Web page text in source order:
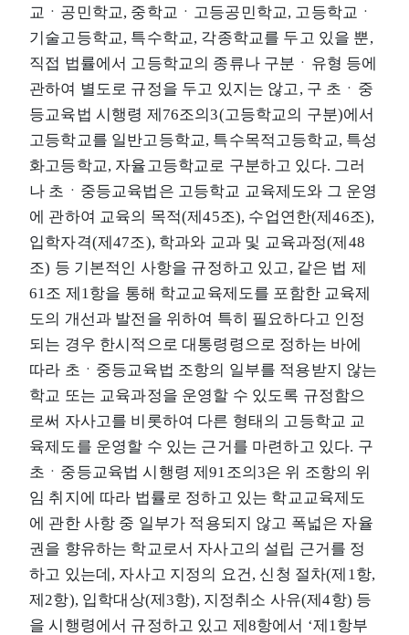
교ㆍ공민학교, 중학교ㆍ고등공민학교, 고등학교ㆍ
기술고등학교, 특수학교, 각종학교를 두고 있을 뿐,
직접 법률에서 고등학교의 종류나 구분ㆍ유형 등에
관하여 별도로 규정을 두고 있지는 않고, 구 초ㆍ중
등교육법 시행령 제76조의3(고등학교의 구분)에서
고등학교를 일반고등학교, 특수목적고등학교, 특성
화고등학교, 자율고등학교로 구분하고 있다. 그러
나 초ㆍ중등교육법은 고등학교 교육제도와 그 운영
에 관하여 교육의 목적(제45조), 수업연한(제46조),
입학자격(제47조), 학과와 교과 및 교육과정(제48
조) 등 기본적인 사항을 규정하고 있고, 같은 법 제
61조 제1항을 통해 학교교육제도를 포함한 교육제
도의 개선과 발전을 위하여 특히 필요하다고 인정
되는 경우 한시적으로 대통령령으로 정하는 바에
따라 초ㆍ중등교육법 조항의 일부를 적용받지 않는
학교 또는 교육과정을 운영할 수 있도록 규정함으
로써 자사고를 비롯하여 다른 형태의 고등학교 교
육제도를 운영할 수 있는 근거를 마련하고 있다. 구
초ㆍ중등교육법 시행령 제91조의3은 위 조항의 위
임 취지에 따라 법률로 정하고 있는 학교교육제도
에 관한 사항 중 일부가 적용되지 않고 폭넓은 자율
권을 향유하는 학교로서 자사고의 설립 근거를 정
하고 있는데, 자사고 지정의 요건, 신청 절차(제1항,
제2항), 입학대상(제3항), 지정취소 사유(제4항) 등
을 시행령에서 규정하고 있고 제8항에서 ‘제1항부